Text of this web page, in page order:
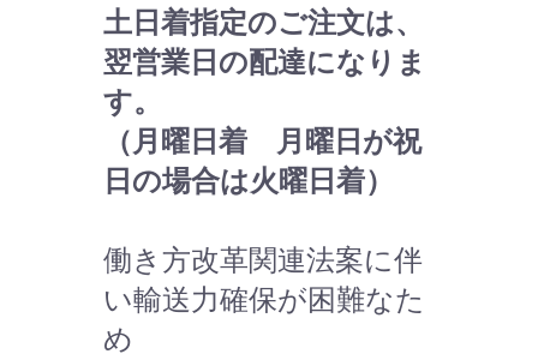
土日着指定のご注文は、
翌営業日の配達になりま
す。
（月曜日着 月曜日が祝
日の場合は火曜日着）
働き方改革関連法案に伴
い輸送力確保が困難なた
め